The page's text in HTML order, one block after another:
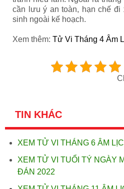
cần lưu ý an toàn, hạn chế
sinh ngoài kế hoạch.
Xem thêm: Tử Vi Tháng 4 Âm
TIN KHÁC
XEM TỬ VI THÁNG 6 ÂM
XEM TỬ VI TUỔI TÝ NGÀY
ĐÁN 2022